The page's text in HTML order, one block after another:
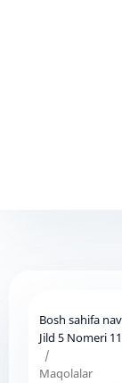
Bosh sahifa
Jild 5 Nomeri
/
Maqolalar